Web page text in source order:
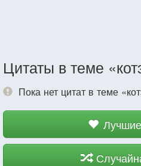
Цитаты в теме
Пока нет цитат в теме